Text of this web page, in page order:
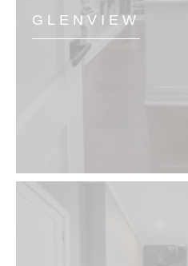
GLENVIEW